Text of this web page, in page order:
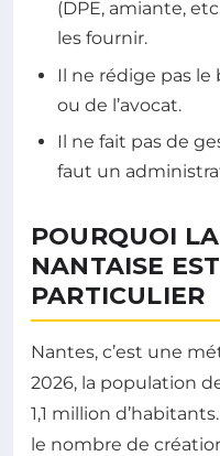
(DPE, amiante,
les fournir.
Il ne rédige pas le
ou de l’avocat.
Il ne fait pas de
faut un
POURQUOI
NANTAISE
PARTICULIER
Nantes, c’est une
2026, la population
1,1 million
le nombre de